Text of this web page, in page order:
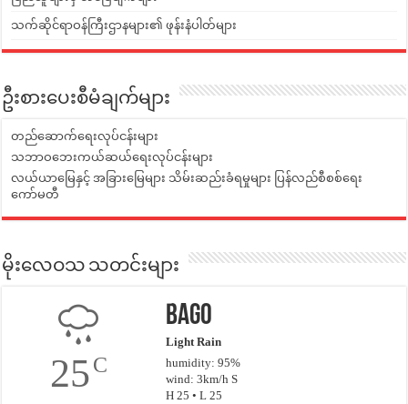
သက်ဆိုင်ရာဝန်ကြီးဌာနများ၏ ဖုန်းနံပါတ်များ
ဦးစားပေးစီမံချက်များ
တည်ဆောက်ရေးလုပ်ငန်းများ
သဘာဝဘေးကယ်ဆယ်ရေးလုပ်ငန်းများ
လယ်ယာမြေနှင့် အခြားမြေများ သိမ်းဆည်းခံရမှုများ ပြန်လည်စီစစ်ရေး
ကော်မတီ
မိုးလေဝသ သတင်းများ
25C
Bago
Light Rain
humidity: 95%
wind: 3km/h S
H 25 • L 25